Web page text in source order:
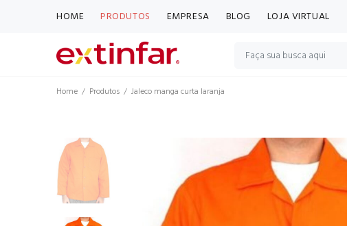
HOME PRODUTOS EMPRESA BLOG LOJA VIRTUAL
Home Produtos Jaleco manga curta laranja